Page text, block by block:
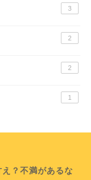
3
2
2
1
え？不満があるな